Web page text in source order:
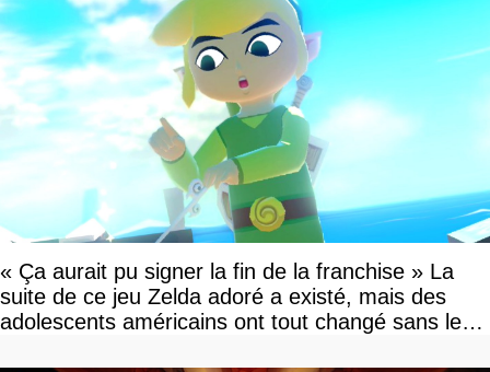
« Ça aurait pu signer la fin de la franchise » La
suite de ce jeu Zelda adoré a existé, mais des
adolescents américains ont tout changé sans le